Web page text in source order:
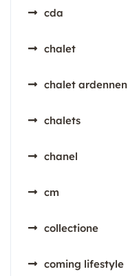
cda
chalet
chalet ardennen
chalets
chanel
cm
collectione
coming lifestyle